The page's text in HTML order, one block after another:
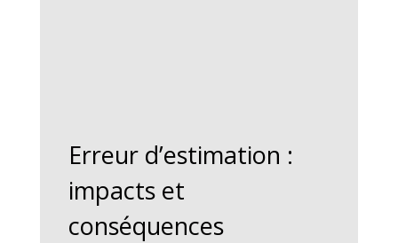
Erreur d’estimation :
impacts et
conséquences